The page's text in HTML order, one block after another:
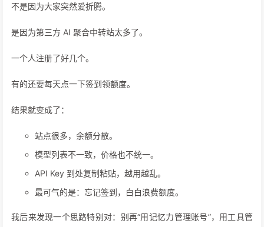
不是因为大家突然爱折腾。
是因为第三方 AI 聚合中转站太多了。
一个人注册了好几个。
有的还要每天点一下签到领额度。
结果就变成了：
站点很多，余额分散。
模型列表不一致，价格也不统一。
API Key 到处复制粘贴，越用越乱。
最可气的是：忘记签到，白白浪费额度。
我后来发现一个思路特别对：别再“用记忆力管理账号”，用工具管